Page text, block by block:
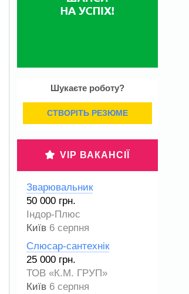
Шукаєте роботу?
СТВОРІТЬ РЕЗЮМЕ
VIP ВАКАНСІЇ
Зварювальник
50 000 грн.
Індор-Плюс
Київ 6 серпня
Слюсар-сантехнік
25 000 грн.
ТОВ «К.М. ГРУП»
Київ 6 серпня